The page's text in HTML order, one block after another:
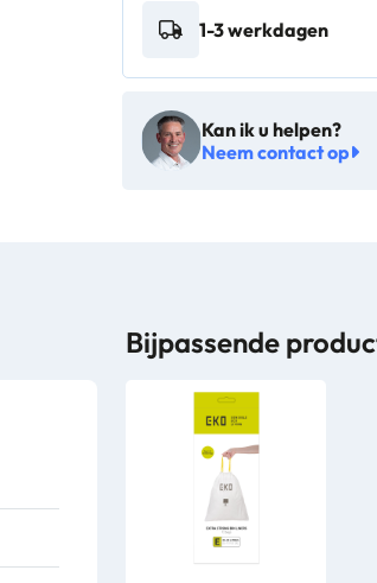
zwart
625550
aantal
1-3 werkdagen
Kan ik u helpen?
Neem contact op
Bijpassende